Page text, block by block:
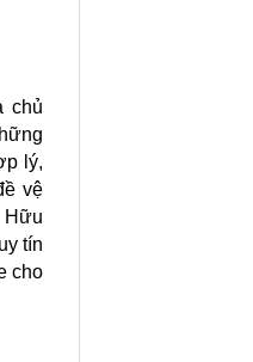
chủ
lý,
vệ
Hữu
tín
cho